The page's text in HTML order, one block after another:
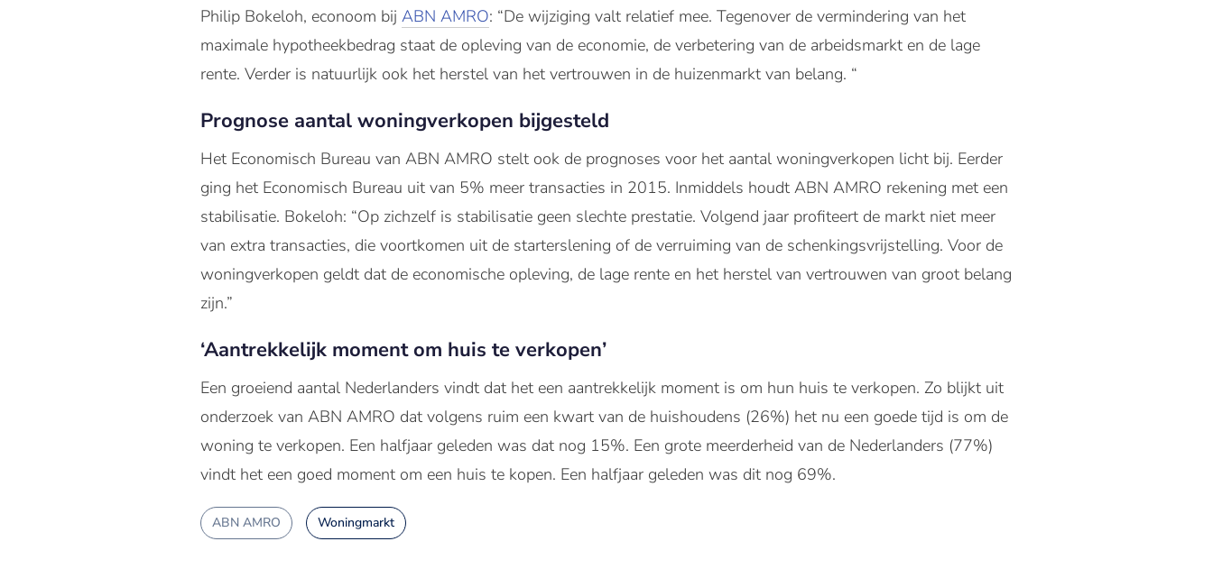
Philip Bokeloh, econoom bij ABN AMRO: “De wijziging valt relatief mee. Tegenover de vermindering van het
maximale hypotheekbedrag staat de opleving van de economie, de verbetering van de arbeidsmarkt en de lage
rente. Verder is natuurlijk ook het herstel van het vertrouwen in de huizenmarkt van belang. “
Prognose aantal woningverkopen bijgesteld
Het Economisch Bureau van ABN AMRO stelt ook de prognoses voor het aantal woningverkopen licht bij. Eerder
ging het Economisch Bureau uit van 5% meer transacties in 2015. Inmiddels houdt ABN AMRO rekening met een
stabilisatie. Bokeloh: “Op zichzelf is stabilisatie geen slechte prestatie. Volgend jaar profiteert de markt niet meer
van extra transacties, die voortkomen uit de starterslening of de verruiming van de schenkingsvrijstelling. Voor de
woningverkopen geldt dat de economische opleving, de lage rente en het herstel van vertrouwen van groot belang
zijn.”
‘Aantrekkelijk moment om huis te verkopen’
Een groeiend aantal Nederlanders vindt dat het een aantrekkelijk moment is om hun huis te verkopen. Zo blijkt uit
onderzoek van ABN AMRO dat volgens ruim een kwart van de huishoudens (26%) het nu een goede tijd is om de
woning te verkopen. Een halfjaar geleden was dat nog 15%. Een grote meerderheid van de Nederlanders (77%)
vindt het een goed moment om een huis te kopen. Een halfjaar geleden was dit nog 69%.
ABN AMRO Woningmarkt